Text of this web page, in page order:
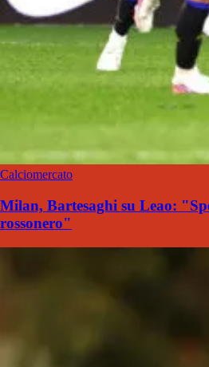
Calciomercato
Milan, Bartesaghi su Leao:
rossonero"